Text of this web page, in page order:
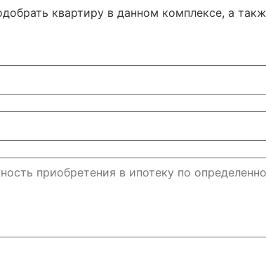
квартиру в данном комплексе, а